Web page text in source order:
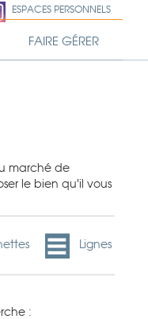
ESPACES PERSONNELS
FAIRE GÉRER
marché de
le bien qu'il vous
Lignes
: